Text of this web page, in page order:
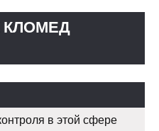
КЛОМЕД
в этой сфере